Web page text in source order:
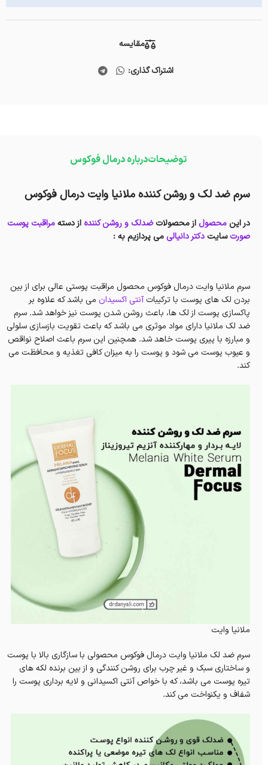
مقایسه
اشتراک گذاری:
توضیحاتدرباره درمال فوکوس
سرم ضد لک و روشن کننده ملانیا وایت درمال فوکوس
در این محصول از محصولات ضدلک و روشن کننده از دستهمراقبت پوست
صورتسایتدکتر دانیالیمی پردازیم به :
سرم ملانیا وایت درمال فوکوس محصول مراقبت پوستی عالی برای از بین
بردن لک های پوست با ترکیبات آنتی اکسیدان می باشد که علاوه بر
پاکسازی پوست از لک ها، باعث روشن شدن پوست نیز خواهد شد. سرم
ضد لک ملانیا دارای مواد موثری می باشد که باعث تقویت بازسازی سلولی
و مبارزه با پیری پوست خاهد شد. همچنین این سرم باعث اصلاح نواقص
و عیوب پوست می شود و پوست را به میزان کافی تغذیه و محافظت می
کند.
ملانیا وایت
سرم ضد لک ملانیا وایت درمال فوکوس محصولی با سازگاری بالا با پوست
و ساختاری سبک و غیر چرب برای روشن کنندگی و از بین برنده لکه های
تیره پوست می باشد، که با خواص آنتی اکسیدانی و لایه برداری پوست را
شفاف و یکنواخت می کند.